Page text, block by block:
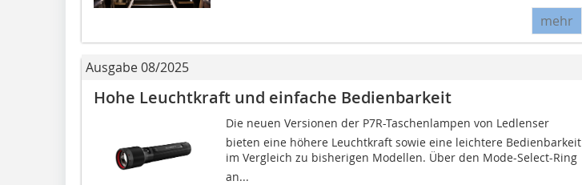
mehr
Ausgabe 08/2025
Hohe Leuchtkraft und einfache Bedienbarkeit
Die neuen Versionen der P7R-Taschenlampen von Ledlenser
bieten eine höhere Leuchtkraft sowie eine leichtere Bedienbarkeit
im Vergleich zu bisherigen Modellen. Über den Mode-Select-Ring
an...